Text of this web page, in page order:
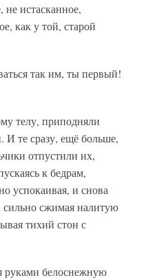
истасканное,
как у той, старой
так им, ты первый!
телу, приподняли
И те сразу, ещё больше,
отпустили их,
к бедрам,
успокаивая, и снова
сильно сжимая налитую
тихий стон с
руками белоснежную